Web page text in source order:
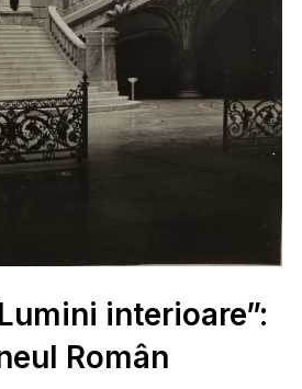
interioare”:
Român